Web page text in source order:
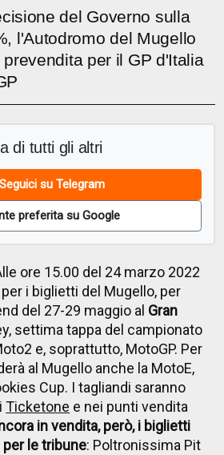
del Governo sulla
l'Autodromo del Mugello
per il GP d'Italia
di tutti gli altri
Seguici su Telegram
preferita su Google
ore 15.00 del 24 marzo 2022
i biglietti del Mugello, per
del 27-29 maggio al Gran
settima tappa del campionato
e, soprattutto, MotoGP. Per
al Mugello anche la MotoE,
Cup. I tagliandi saranno
Ticketone e nei punti vendita
in vendita, però, i biglietti
le tribune: Poltronissima Pit